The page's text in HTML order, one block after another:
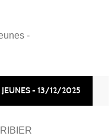
-
- 13/12/2025